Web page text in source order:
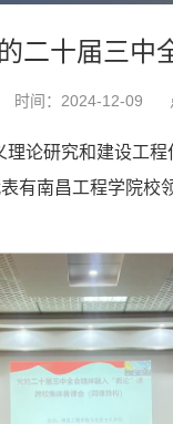
十届三中
时间：2024-12-09
论研究和建设工
有南昌工程学院